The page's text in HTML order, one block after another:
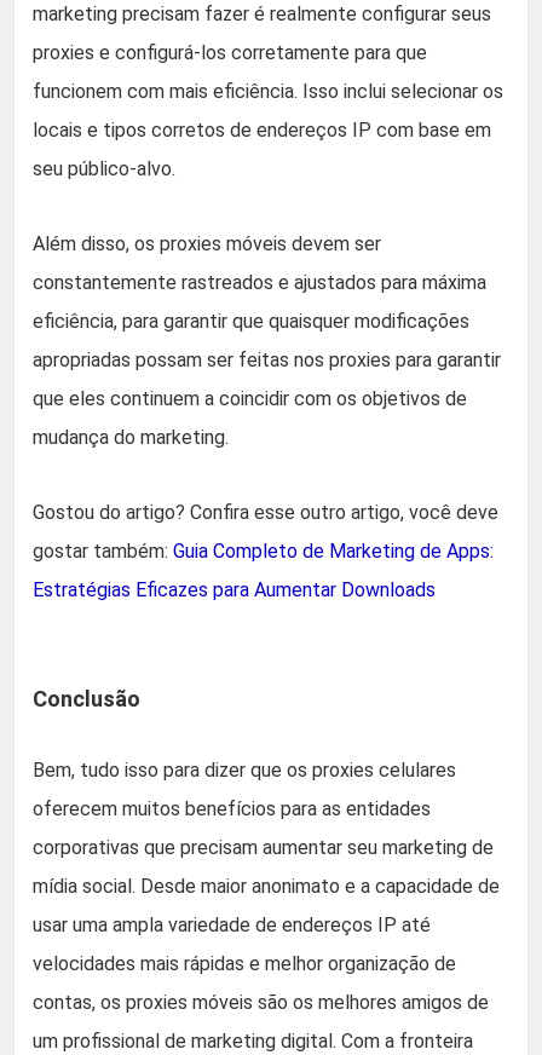
marketing precisam fazer é realmente configurar seus
proxies e configurá-los corretamente para que
funcionem com mais eficiência. Isso inclui selecionar os
locais e tipos corretos de endereços IP com base em
seu público-alvo.
Além disso, os proxies móveis devem ser
constantemente rastreados e ajustados para máxima
eficiência, para garantir que quaisquer modificações
apropriadas possam ser feitas nos proxies para garantir
que eles continuem a coincidir com os objetivos de
mudança do marketing.
Gostou do artigo? Confira esse outro artigo, você deve
gostar também: Guia Completo de Marketing de Apps:
Estratégias Eficazes para Aumentar Downloads
Conclusão
Bem, tudo isso para dizer que os proxies celulares
oferecem muitos benefícios para as entidades
corporativas que precisam aumentar seu marketing de
mídia social. Desde maior anonimato e a capacidade de
usar uma ampla variedade de endereços IP até
velocidades mais rápidas e melhor organização de
contas, os proxies móveis são os melhores amigos de
um profissional de marketing digital. Com a fronteira